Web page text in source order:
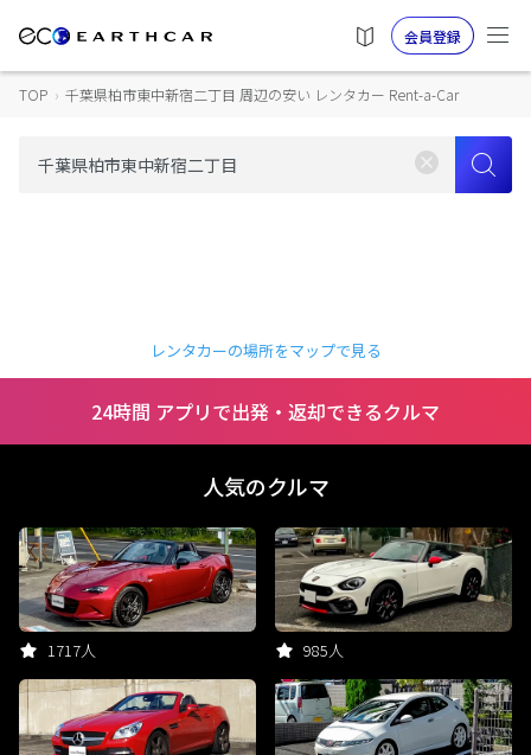
会員登録
TOP › 千葉県柏市東中新宿二丁目 周辺の安い レンタカー Rent-a-Car
レンタカーの場所をマップで見る
24時間 アプリで出発・返却できるクルマ
人気のクルマ
1717人 985人